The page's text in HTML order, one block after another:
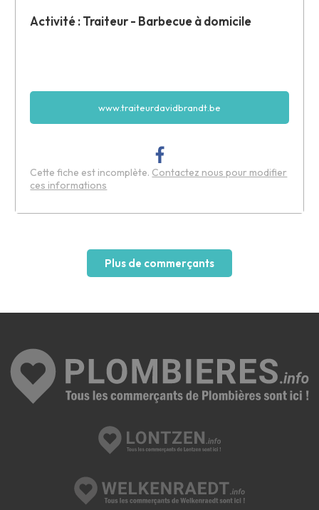
Activité : Traiteur - Barbecue à domicile
www.traiteurdavidbrandt.be
Cette fiche est incomplète. Contactez nous pour modifier
ces informations
Plus de commerçants